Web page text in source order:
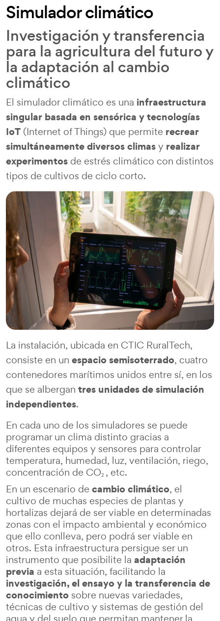
Simulador climático
Investigación y transferencia
para la agricultura del futuro y
la adaptación al cambio
climático
El simulador climático es una infraestructura
singular basada en sensórica y tecnologías
IoT (Internet of Things) que permite recrear
simultáneamente diversos climasy realizar
experimentos de estrés climático con distintos
tipos de cultivos de ciclo corto.
La instalación, ubicada en CTIC RuralTech,
consiste en un espacio semisoterrado, cuatro
contenedores marítimos unidos entre sí, en los
que se albergan tres unidades de simulación
independientes.
En cada uno de los simuladores se puede
programar un clima distinto gracias a
diferentes equipos y sensores para controlar
temperatura, humedad, luz, ventilación, riego,
concentración de CO2 , etc.
En un escenario de cambio climático, el
cultivo de muchas especies de plantas y
hortalizas dejará de ser viable en determinadas
zonas con el impacto ambiental y económico
que ello conlleva, pero podrá ser viable en
otros. Esta infraestructura persigue ser un
instrumento que posibilite la adaptación
previa a esta situación, facilitando la
investigación, el ensayo y la transferencia de
conocimiento sobre nuevas variedades,
técnicas de cultivo y sistemas de gestión del
agua y del suelo que permitan mantener la